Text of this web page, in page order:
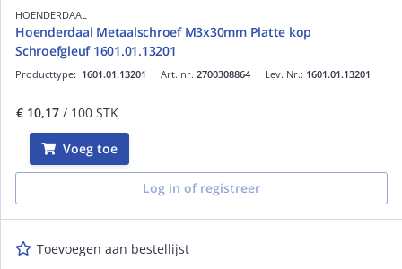
HOENDERDAAL
Hoenderdaal Metaalschroef M3x30mm Platte kop
Schroefgleuf 1601.01.13201
Art. nr. 2700308864
Producttype: 1601.01.13201 Lev. Nr.: 1601.01.13201
€ 10,17 / 100 STK
Voeg toe
Log in of registreer
Toevoegen aan bestellijst